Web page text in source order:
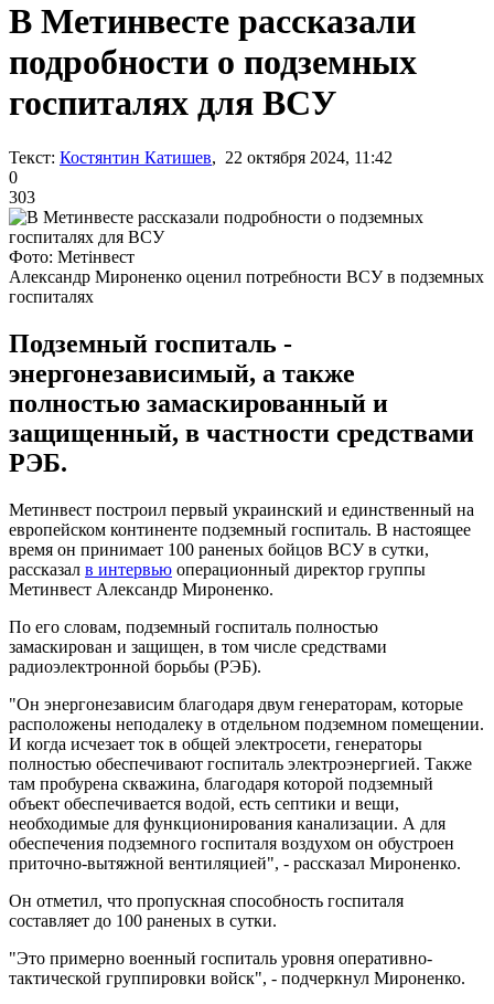
В Метинвесте рассказали
подробности о подземных
госпиталях для ВСУ
Текст: Костянтин Катишев, 22 октября 2024, 11:42
0
303
Фото: Метінвест
Александр Мироненко оценил потребности ВСУ в подземных
госпиталях
Подземный госпиталь -
энергонезависимый, а также
полностью замаскированный и
защищенный, в частности средствами
РЭБ.
Метинвест построил первый украинский и единственный на
европейском континенте подземный госпиталь. В настоящее
время он принимает 100 раненых бойцов ВСУ в сутки,
рассказал в интервью операционный директор группы
Метинвест Александр Мироненко.
По его словам, подземный госпиталь полностью
замаскирован и защищен, в том числе средствами
радиоэлектронной борьбы (РЭБ).
"Он энергонезависим благодаря двум генераторам, которые
расположены неподалеку в отдельном подземном помещении.
И когда исчезает ток в общей электросети, генераторы
полностью обеспечивают госпиталь электроэнергией. Также
там пробурена скважина, благодаря которой подземный
объект обеспечивается водой, есть септики и вещи,
необходимые для функционирования канализации. А для
обеспечения подземного госпиталя воздухом он обустроен
приточно-вытяжной вентиляцией", - рассказал Мироненко.
Он отметил, что пропускная способность госпиталя
составляет до 100 раненых в сутки.
"Это примерно военный госпиталь уровня оперативно-
тактической группировки войск", - подчеркнул Мироненко.